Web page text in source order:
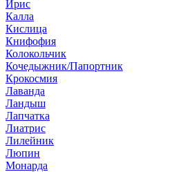
Ирис
Калла
Кислица
Книфофия
Колокольчик
Кочедыжник/Папортник
Крокосмия
Лаванда
Ландыш
Лапчатка
Лиатрис
Лилейник
Люпин
Монарда